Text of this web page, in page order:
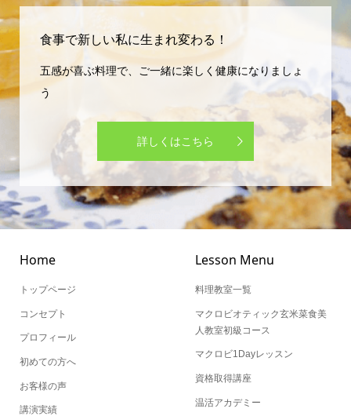
食事で新しい私に生まれ変わる！
五感が喜ぶ料理で、ご一緒に楽しく健康になりましょ
う
詳しくはこちら
Home
トップページ
コンセプト
プロフィール
初めての方へ
お客様の声
講演実績
Lesson Menu
料理教室一覧
マクロビオティック玄米菜食美
人教室初級コース
マクロビ1Dayレッスン
資格取得講座
温活アカデミー